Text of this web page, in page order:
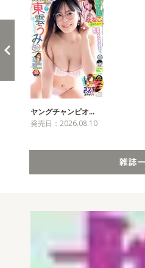
ヤングチャンピオ…
発売日：2026.08.10